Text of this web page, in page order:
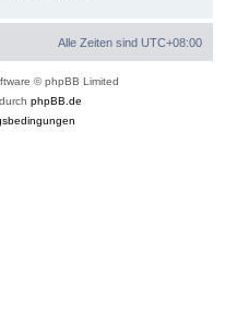
Alle Zeiten sind UTC+08:00
© phpBB Limited
phpBB.de